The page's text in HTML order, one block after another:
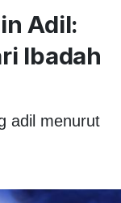
Adil:
Ibadah
adil menurut